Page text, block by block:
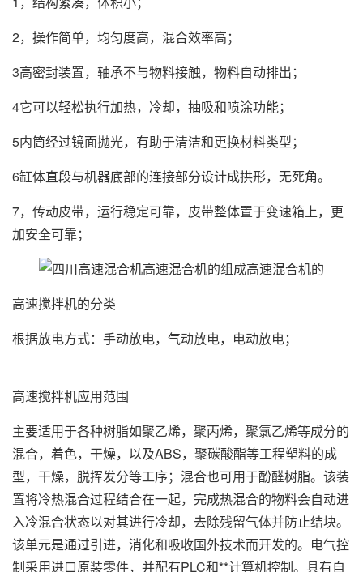
2，操作简单，均匀度高，混合效率高；
3高密封装置，轴承不与物料接触，物料自动排出；
4它可以轻松执行加热，冷却，抽吸和喷涂功能；
5内筒经过镜面抛光，有助于清洁和更换材料类型；
6缸体直段与机器底部的连接部分设计成拱形，无死角。
7，传动皮带，运行稳定可靠，皮带整体置于变速箱上，更
加安全可靠；
高速搅拌机的分类
根据放电方式：手动放电，气动放电，电动放电；
高速搅拌机应用范围
主要适用于各种树脂如聚乙烯，聚丙烯，聚氯乙烯等成分的
混合，着色，干燥，以及ABS，聚碳酸酯等工程塑料的成
型，干燥，脱挥发分等工序；混合也可用于酚醛树脂。该装
置将冷热混合过程结合在一起，完成热混合的物料会自动进
入冷混合状态以对其进行冷却，去除残留气体并防止结块。
该单元是通过引进，消化和吸收国外技术而开发的。电气控
制采用进口原装零件，并配有PLC和**计算机控制。具有自